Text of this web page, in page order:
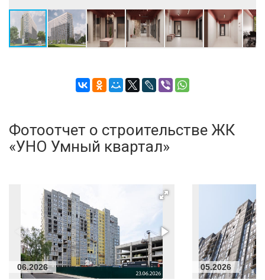
Фотоотчет о строительстве ЖК
«УНО Умный квартал»
06.2026 05.2026